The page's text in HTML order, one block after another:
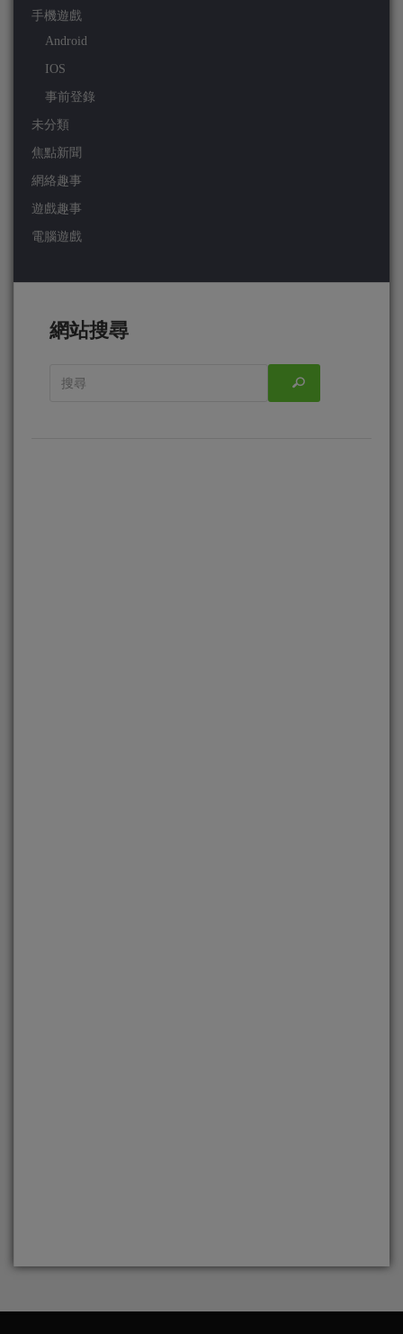
手機遊戲
Android
IOS
事前登錄
未分類
焦點新聞
網絡趣事
遊戲趣事
電腦遊戲
網站搜尋